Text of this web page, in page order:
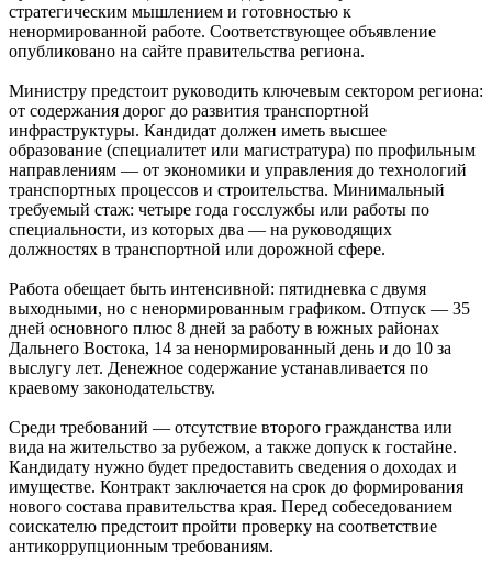
стратегическим мышлением и готовностью к
ненормированной работе. Соответствующее объявление
опубликовано на сайте правительства региона.
Министру предстоит руководить ключевым сектором региона:
от содержания дорог до развития транспортной
инфраструктуры. Кандидат должен иметь высшее
образование (специалитет или магистратура) по профильным
направлениям — от экономики и управления до технологий
транспортных процессов и строительства. Минимальный
требуемый стаж: четыре года госслужбы или работы по
специальности, из которых два — на руководящих
должностях в транспортной или дорожной сфере.
Работа обещает быть интенсивной: пятидневка с двумя
выходными, но с ненормированным графиком. Отпуск — 35
дней основного плюс 8 дней за работу в южных районах
Дальнего Востока, 14 за ненормированный день и до 10 за
выслугу лет. Денежное содержание устанавливается по
краевому законодательству.
Среди требований — отсутствие второго гражданства или
вида на жительство за рубежом, а также допуск к гостайне.
Кандидату нужно будет предоставить сведения о доходах и
имуществе. Контракт заключается на срок до формирования
нового состава правительства края. Перед собеседованием
соискателю предстоит пройти проверку на соответствие
антикоррупционным требованиям.